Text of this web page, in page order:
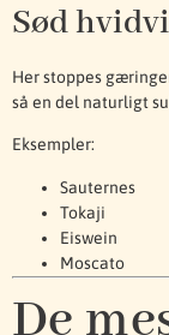
Sød
Her stoppes
så en del naturligt
Eksempler:
Sauternes
Tokaji
Eiswein
Moscato
De